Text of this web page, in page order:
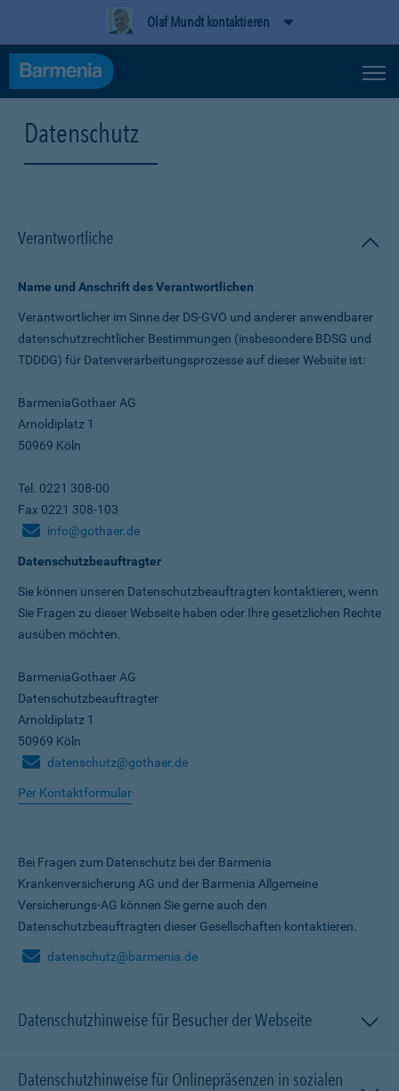
Olaf Mundt kontaktieren
Datenschutz
Verantwortliche
Name und Anschrift des Verantwortlichen
Verantwortlicher im Sinne der DS-GVO und anderer anwendbarer
datenschutz­rechtlicher Bestimmungen (insbesondere BDSG und
TDDDG) für Daten­verarbeitungs­prozesse auf dieser Website ist:
BarmeniaGothaer AG
Arnoldiplatz 1
50969 Köln
Tel. 0221 308-00
Fax 0221 308-103
info@gothaer.de
Datenschutzbeauftragter
Sie können unseren Datenschutz­beauftragten kontaktieren, wenn
Sie Fragen zu dieser Webseite haben oder Ihre gesetzlichen Rechte
ausüben möchten.
BarmeniaGothaer AG
Datenschutzbeauftragter
Arnoldiplatz 1
50969 Köln
datenschutz@gothaer.de
Per Kontaktformular
Bei Fragen zum Datenschutz bei der Barmenia
Krankenversicherung AG und der Barmenia Allgemeine
Versicherungs-AG können Sie gerne auch den
Datenschutzbeauftragten dieser Gesellschaften kontaktieren.
datenschutz@barmenia.de
Datenschutzhinweise für Besucher der Webseite
Datenschutzhinweise für Onlinepräsenzen in sozialen